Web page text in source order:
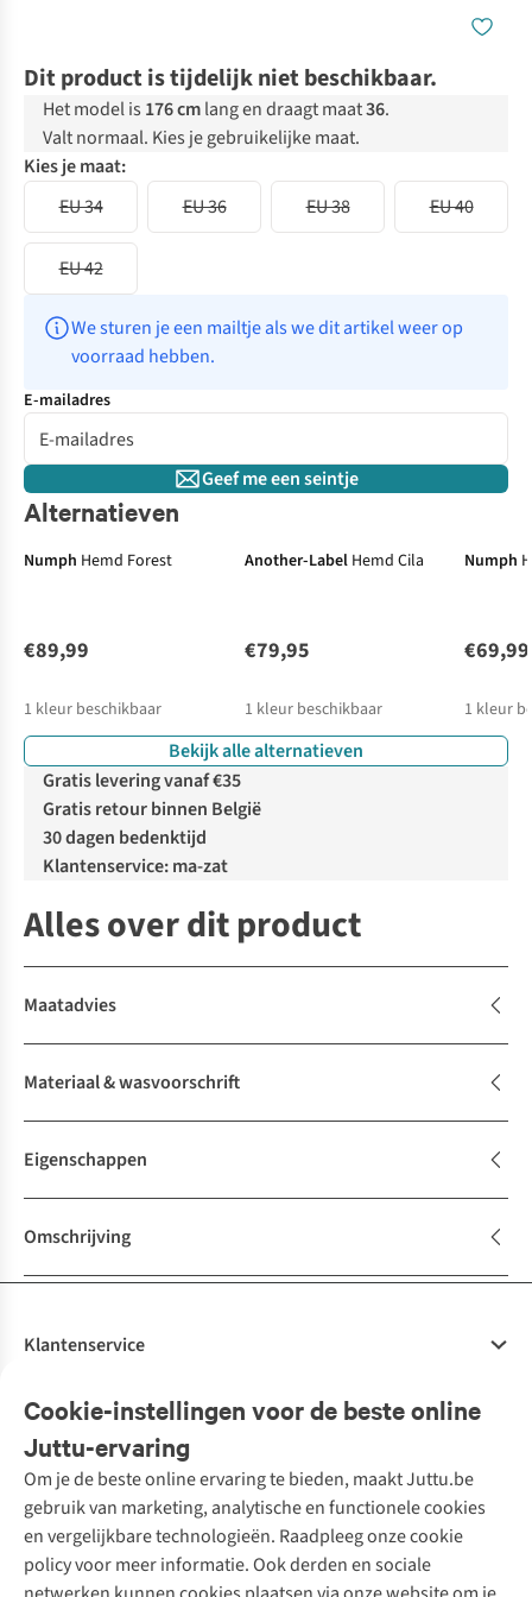
Dit product is tijdelijk niet beschikbaar.
Het model is 176 cmlang en draagt maat36.
Valt normaal. Kies je gebruikelijke maat.
Kies je maat:
EU 34
EU 36 EU 38 EU 40
EU 42
We sturen je een mailtje als we dit artikel weer op
voorraad hebben.
E-mailadres
Geef me een seintje
Alternatieven
Numph Hemd Forest
€89,99
1 kleur beschikbaar
Another-Label Hemd Cila
€79,95
1 kleur beschikbaar
Numph
€69,99
1 kleur
Bekijk alle alternatieven
Gratis levering vanaf €35
Gratis retour binnen België
30 dagen bedenktijd
Klantenservice: ma-zat
Alles over dit product
Maatadvies
Materiaal & wasvoorschrift
Eigenschappen
Omschrijving
Cookie-instellingen voor de beste online
Juttu-ervaring
Om je de beste online ervaring te bieden, maakt Juttu.be
gebruik van marketing, analytische en functionele cookies
en vergelijkbare technologieën. Raadpleeg onze cookie
policy voor meer informatie. Ook derden en sociale
Klantenservice
Bestellen
Betalen
10% studentenkorting
Klarna - achteraf betalen
Levering
Retourneren
Onze diensten
Tweedehands - ReJUsed
Kledingatelier
Personal shopping
Textielbox
Events / workshops
Juttu
Over ons
Juttu Friends
Inspiratie
Merken